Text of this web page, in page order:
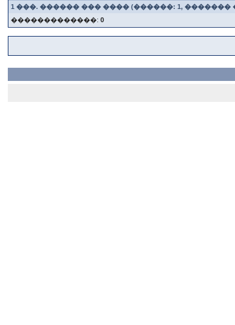
1 ���. ������ ��� ���� (������: 1, �������
�������������:0